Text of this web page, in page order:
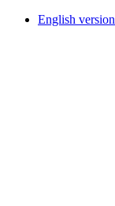
English version